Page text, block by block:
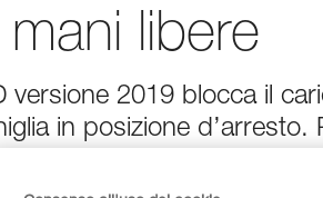
libere
versione 2019 blocca il
in posizione d’arresto.
la maniglia sia ritornata